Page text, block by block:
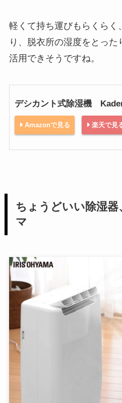
軽くて持ち運びもらくらく
り、脱衣所の湿度をとっ
活用できそうですね。
デシカント式除湿機
Amazonで見る 楽天で見
ちょうどいい除湿
マ